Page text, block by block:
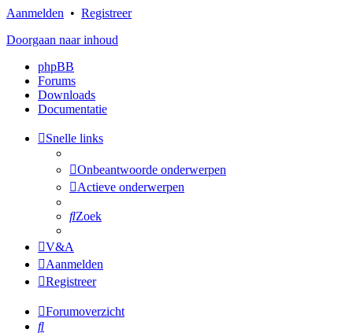
Aanmelden • Registreer
Doorgaan naar inhoud
phpBB
Forums
Downloads
Documentatie
Snelle links
Onbeantwoorde onderwerpen
Actieve onderwerpen
Zoek
V&A
Aanmelden
Registreer
Forumoverzicht
Zoek